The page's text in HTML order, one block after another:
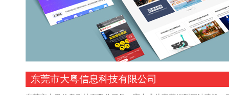
东莞市大粤信息科技有限公司